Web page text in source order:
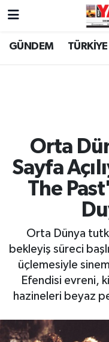
GÜNDEM TÜRKİYE
Orta
Sayfa
The
Orta Dünya
bekleyiş süreci
üçlemesiyle
Efendisi evreni,
hazineleri beyaz